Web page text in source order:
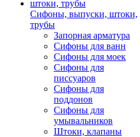
Сифоны, выпуски, штоки,
трубы
Запорная арматура
Сифоны для ванн
Сифоны для моек
Сифоны для
писсуаров
Сифоны для
поддонов
Сифоны для
умывальников
Штоки, клапаны